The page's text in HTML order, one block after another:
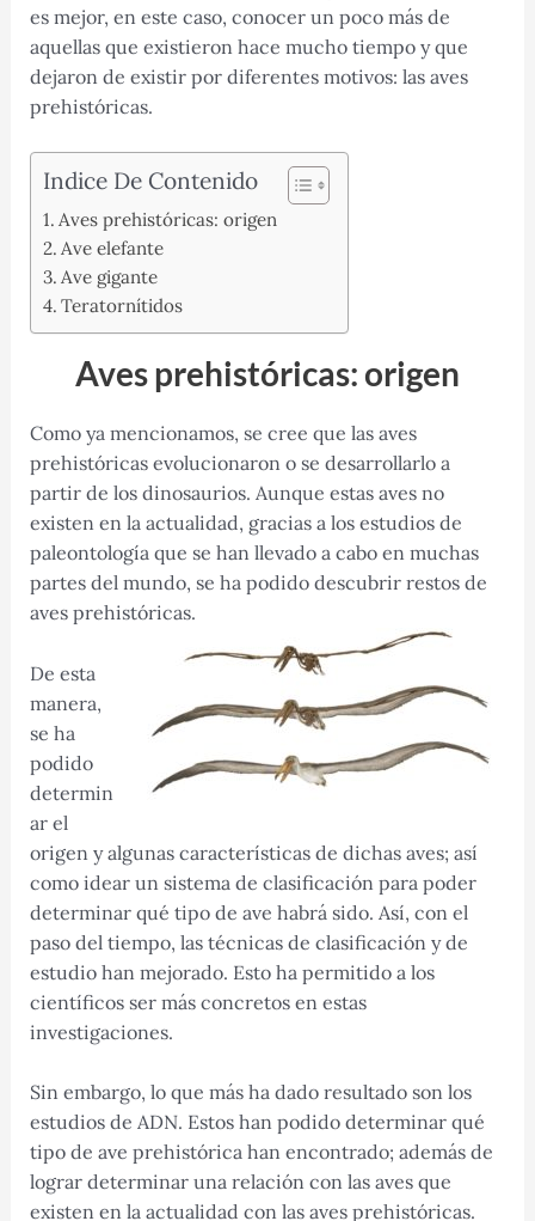
es mejor, en este caso, conocer un poco más de
aquellas que existieron hace mucho tiempo y que
dejaron de existir por diferentes motivos: las aves
prehistóricas.
Indice De Contenido
Aves prehistóricas: origen
Ave elefante
Ave gigante
Teratornítidos
Aves prehistóricas: origen
Como ya mencionamos, se cree que las aves
prehistóricas evolucionaron o se desarrollarlo a
partir de los dinosaurios. Aunque estas aves no
existen en la actualidad, gracias a los estudios de
paleontología que se han llevado a cabo en muchas
partes del mundo, se ha podido descubrir restos de
aves prehistóricas.
De esta
manera,
se ha
podido
determin
ar el
origen y algunas características de dichas aves; así
como idear un sistema de clasificación para poder
determinar qué tipo de ave habrá sido. Así, con el
paso del tiempo, las técnicas de clasificación y de
estudio han mejorado. Esto ha permitido a los
científicos ser más concretos en estas
investigaciones.
Sin embargo, lo que más ha dado resultado son los
estudios de ADN. Estos han podido determinar qué
tipo de ave prehistórica han encontrado; además de
lograr determinar una relación con las aves que
existen en la actualidad con las aves prehistóricas.